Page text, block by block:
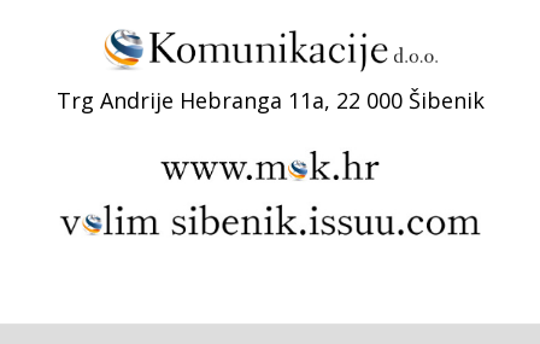
Trg Andrije Hebranga 11a, 22 000 Šibenik